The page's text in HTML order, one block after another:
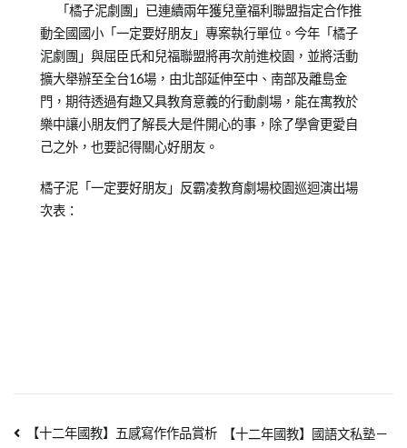
「橘子泥劇團」已連續兩年獲兒童福利聯盟指定合作推
動全國國小「一定要好朋友」專案執行單位。今年「橘子
泥劇團」與屈臣氏和兒福聯盟將再次前進校園，並將活動
擴大舉辦至全台16場，由北部延伸至中、南部及離島金
門，期待透過有趣又具教育意義的行動劇場，能在寓教於
樂中讓小朋友們了解長大是件開心的事，除了學會更愛自
己之外，也要記得關心好朋友。
橘子泥「一定要好朋友」反霸凌教育劇場校園巡迴演出場
次表：
【十二年國教】五感寫作作品賞析
【十二年國教】國語文私塾－